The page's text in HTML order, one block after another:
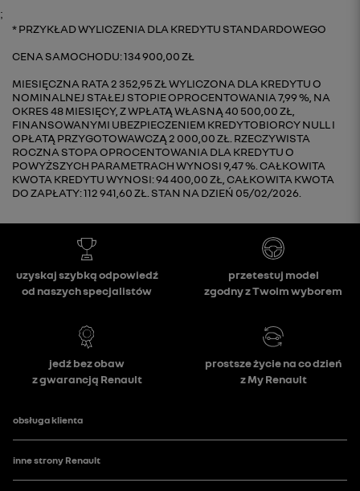
;
PRZYKŁAD WYLICZENIA DLA KREDYTU STANDARDOWEGO
CENA SAMOCHODU: 134 900,00 ZŁ
MIESIĘCZNA RATA 2 352,95 ZŁ WYLICZONA DLA KREDYTU O
NOMINALNEJ STAŁEJ STOPIE OPROCENTOWANIA 7,99 %, NA
OKRES 48 MIESIĘCY, Z WPŁATĄ WŁASNĄ 40 500,00 ZŁ,
FINANSOWANYMI UBEZPIECZENIEM KREDYTOBIORCY NULL I
OPŁATĄ PRZYGOTOWAWCZĄ 2 000,00 ZŁ. RZECZYWISTA
ROCZNA STOPA OPROCENTOWANIA DLA KREDYTU O
POWYŻSZYCH PARAMETRACH WYNOSI 9,47 %. CAŁKOWITA
KWOTA KREDYTU WYNOSI: 94 400,00 ZŁ, CAŁKOWITA KWOTA
DO ZAPŁATY: 112 941,60 ZŁ. STAN NA DZIEŃ 05/02/2026.